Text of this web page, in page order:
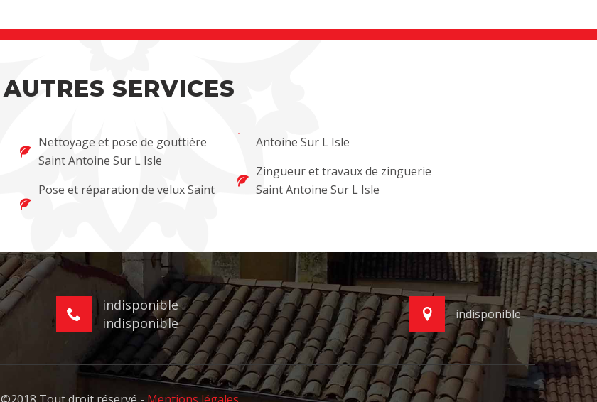
AUTRES SERVICES
Nettoyage et pose de gouttière
Saint Antoine Sur L Isle
Pose et réparation de velux Saint
Antoine Sur L Isle
Zingueur et travaux de zinguerie
Saint Antoine Sur L Isle
indisponible
indisponible
indisponible